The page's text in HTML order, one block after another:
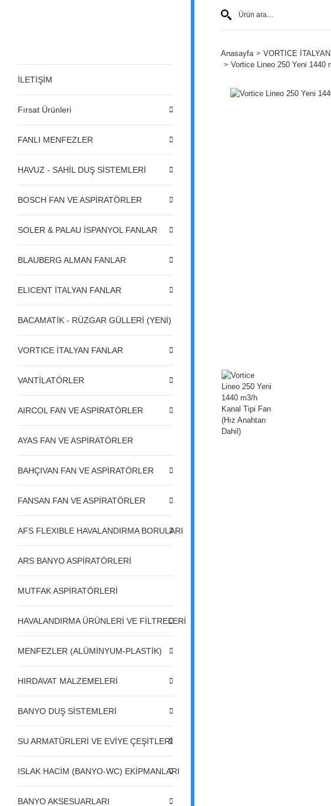
İLETİŞİM
Fırsat Ürünleri
FANLI MENFEZLER
HAVUZ - SAHİL DUŞ SİSTEMLERİ
BOSCH FAN VE ASPİRATÖRLER
SOLER & PALAU İSPANYOL FANLAR
BLAUBERG ALMAN FANLAR
ELICENT İTALYAN FANLAR
BACAMATİK - RÜZGAR GÜLLERİ (YENİ)
VORTICE İTALYAN FANLAR
VANTİLATÖRLER
AIRCOL FAN VE ASPİRATÖRLER
AYAS FAN VE ASPİRATÖRLER
BAHÇIVAN FAN VE ASPİRATÖRLER
FANSAN FAN VE ASPİRATÖRLER
AFS FLEXIBLE HAVALANDIRMA BORULARI
ARS BANYO ASPİRATÖRLERİ
MUTFAK ASPİRATÖRLERİ
HAVALANDIRMA ÜRÜNLERİ VE FİLTRELERİ
MENFEZLER (ALÜMİNYUM-PLASTİK)
HIRDAVAT MALZEMELERİ
BANYO DUŞ SİSTEMLERİ
SU ARMATÜRLERİ VE EVİYE ÇEŞİTLERİ
ISLAK HACİM (BANYO-WC) EKİPMANLARI
BANYO AKSESUARLARI
Anasayfa VORTICE
Vortice Lineo 250 Yeni 1440